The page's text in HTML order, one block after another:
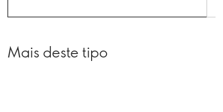
Mais deste tipo